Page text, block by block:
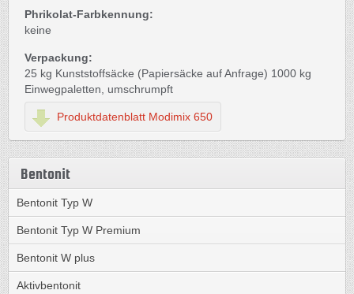
Phrikolat-Farbkennung:
keine
Verpackung:
25 kg Kunststoffsäcke (Papiersäcke auf Anfrage) 1000 kg
Einwegpaletten, umschrumpft
Produktdatenblatt Modimix 650
Bentonit
Bentonit Typ W
Bentonit Typ W Premium
Bentonit W plus
Aktivbentonit